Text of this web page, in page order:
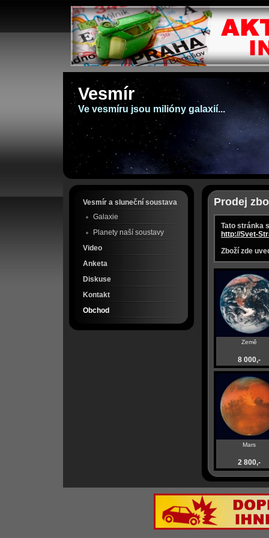
Vesmír
Ve vesmíru jsou milióny galaxií...
Prodej
Tato stránka
http://Svet-
Zboží zde
Země
8 000,-
Mars
2 800,-
Vesmír a sluneční soustava
Galaxie
Planety naší soustavy
Video
Anketa
Diskuse
Kontakt
Obchod